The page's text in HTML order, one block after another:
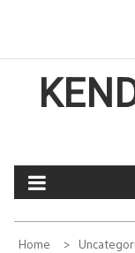
content
Home